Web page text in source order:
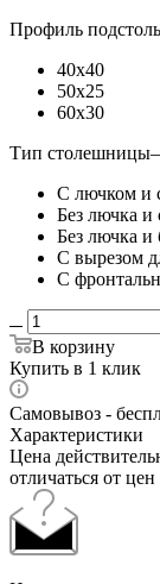
Профиль
40x40
50x25
60x30
Тип столешницы
С лючком и
Без лючка и
Без лючка и
С вырезом
С
В корзину
Купить в 1 клик
Самовывоз -
Характеристики
Цена
отличаться от